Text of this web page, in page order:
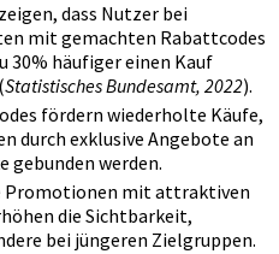
dass Nutzer bei
mit gemachten Rabattcodes
30% häufiger einen Kauf
Statistisches Bundesamt, 2022).
fördern wiederholte Käufe,
durch exklusive Angebote an
gebunden werden.
Promotionen mit attraktiven
die Sichtbarkeit,
bei jüngeren Zielgruppen.